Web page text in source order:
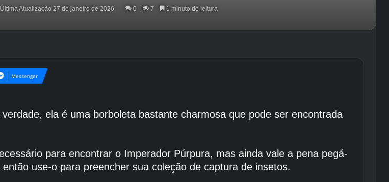
Última Atualização 27 de janeiro de 2026 0 7 1 minuto de leitura
Messenger
ela é uma borboleta bastante charmosa que pode ser encontrada
para encontrar o Imperador Púrpura, mas ainda vale a pena pegá-
use-o para preencher sua coleção de captura de insetos.